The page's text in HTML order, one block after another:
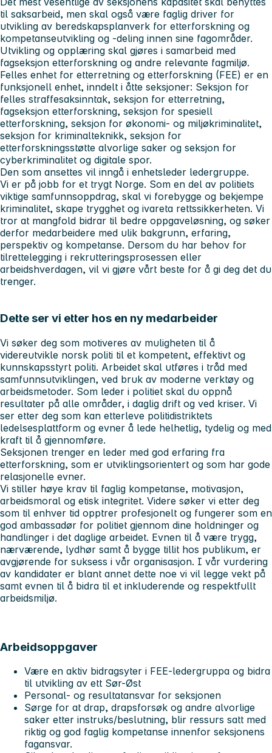
til saksarbeid, men skal også være faglig driver for
utvikling av beredskapsplanverk for etterforskning og
kompetanseutvikling og -deling innen sine fagområder.
Utvikling og opplæring skal gjøres i samarbeid med
fagseksjon etterforskning og andre relevante fagmiljø.
Felles enhet for etterretning og etterforskning (FEE) er en
funksjonell enhet, inndelt i åtte seksjoner: Seksjon for
felles straffesaksinntak, seksjon for etterretning,
fagseksjon etterforskning, seksjon for spesiell
etterforskning, seksjon for økonomi- og miljøkriminalitet,
seksjon for kriminalteknikk, seksjon for
etterforskningsstøtte alvorlige saker og seksjon for
cyberkriminalitet og digitale spor.
Den som ansettes vil inngå i enhetsleder ledergruppe.
Vi er på jobb for et trygt Norge. Som en del av politiets
viktige samfunnsoppdrag, skal vi forebygge og bekjempe
kriminalitet, skape trygghet og ivareta rettssikkerheten. Vi
tror at mangfold bidrar til bedre oppgaveløsning, og søker
derfor medarbeidere med ulik bakgrunn, erfaring,
perspektiv og kompetanse. Dersom du har behov for
tilrettelegging i rekrutteringsprosessen eller
arbeidshverdagen, vil vi gjøre vårt beste for å gi deg det du
trenger.
Dette ser vi etter hos en ny medarbeider
Vi søker deg som motiveres av muligheten til å
videreutvikle norsk politi til et kompetent, effektivt og
kunnskapsstyrt politi. Arbeidet skal utføres i tråd med
samfunnsutviklingen, ved bruk av moderne verktøy og
arbeidsmetoder. Som leder i politiet skal du oppnå
resultater på alle områder, i daglig drift og ved kriser. Vi
ser etter deg som kan etterleve politidistriktets
ledelsesplattform og evner å lede helhetlig, tydelig og med
kraft til å gjennomføre.
Seksjonen trenger en leder med god erfaring fra
etterforskning, som er utviklingsorientert og som har gode
relasjonelle evner.
Vi stiller høye krav til faglig kompetanse, motivasjon,
arbeidsmoral og etisk integritet. Videre søker vi etter deg
som til enhver tid opptrer profesjonelt og fungerer som en
god ambassadør for politiet gjennom dine holdninger og
handlinger i det daglige arbeidet. Evnen til å være trygg,
nærværende, lydhør samt å bygge tillit hos publikum, er
avgjørende for suksess i vår organisasjon. I vår vurdering
av kandidater er blant annet dette noe vi vil legge vekt på
samt evnen til å bidra til et inkluderende og respektfullt
arbeidsmiljø.
Arbeidsoppgaver
Være en aktiv bidragsyter i FEE-ledergruppa og bidra
til utvikling av ett Sør-Øst
Personal- og resultatansvar for seksjonen
Sørge for at drap, drapsforsøk og andre alvorlige
saker etter instruks/beslutning, blir ressurs satt med
riktig og god faglig kompetanse innenfor seksjonens
fagansvar.